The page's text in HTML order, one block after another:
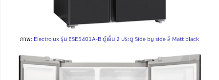
ภาพ: Electrolux รุ่น ESE5401A-B ตู้เย็น 2 ประตู Side by side สี Matt black